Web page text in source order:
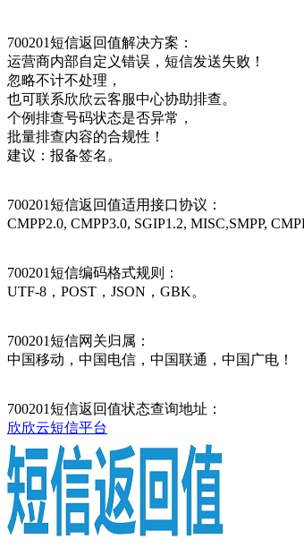
700201短信返回值解决方案：
运营商内部自定义错误，短信发送失败！
忽略不计不处理，
也可联系欣欣云客服中心协助排查。
个例排查号码状态是否异常，
批量排查内容的合规性！
建议：报备签名。
700201短信返回值适用接口协议：
CMPP2.0, CMPP3.0, SGIP1.2, MISC,SMPP,
700201短信编码格式规则：
UTF-8，POST，JSON，GBK。
700201短信网关归属：
中国移动，中国电信，中国联通，中国广电！
700201短信返回值状态查询地址：
欣欣云短信平台